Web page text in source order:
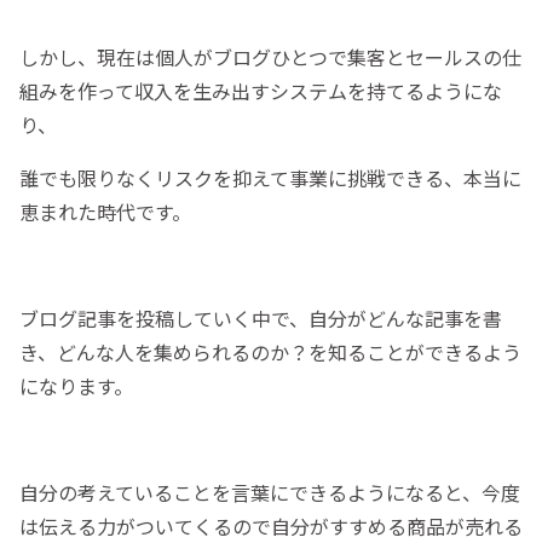
しかし、現在は個人がブログひとつで集客とセールスの仕
組みを作って収入を生み出すシステムを持てるようにな
り、
誰でも限りなくリスクを抑えて事業に挑戦できる、本当に
恵まれた時代です。
ブログ記事を投稿していく中で、自分がどんな記事を書
き、どんな人を集められるのか？を知ることができるよう
になります。
自分の考えていることを言葉にできるようになると、今度
は伝える力がついてくるので自分がすすめる商品が売れる